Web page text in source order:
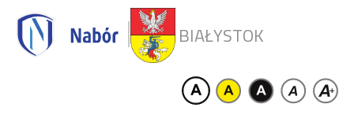
BIAŁYSTOK